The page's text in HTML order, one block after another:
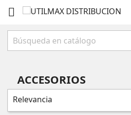

ACCESORIOS
Relevancia